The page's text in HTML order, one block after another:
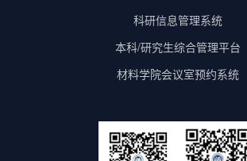
科研信息管理系统
本科/研究生综合管理平台
材料学院会议室预约系统